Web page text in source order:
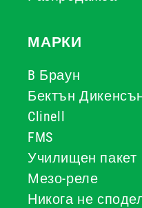
МАРКИ
B Браун
Бектън
Clinell
FMS
Училищен пакет
Мезо-реле
Никога не